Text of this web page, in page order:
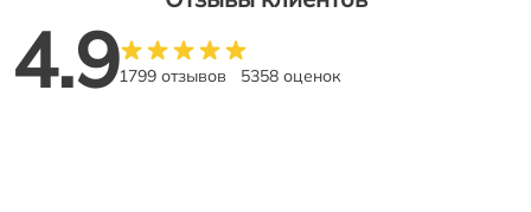
4.91799 отзывов 5358 оценок